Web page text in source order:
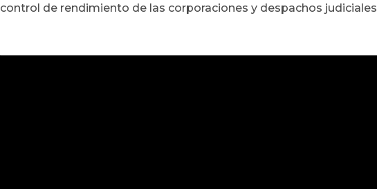
control de rendimiento de las corporaciones y despachos judiciales